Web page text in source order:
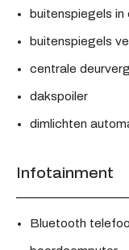
buitenspiegels in
buitenspiegels
centrale
dakspoiler
dimlichten
Infotainment
Bluetooth